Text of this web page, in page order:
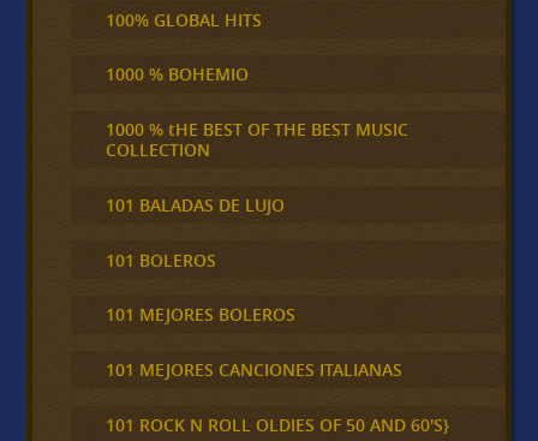
100% GLOBAL HITS
1000 % BOHEMIO
1000 % tHE BEST OF THE BEST MUSIC
COLLECTION
101 BALADAS DE LUJO
101 BOLEROS
101 MEJORES BOLEROS
101 MEJORES CANCIONES ITALIANAS
101 ROCK N ROLL OLDIES OF 50 AND 60'S}